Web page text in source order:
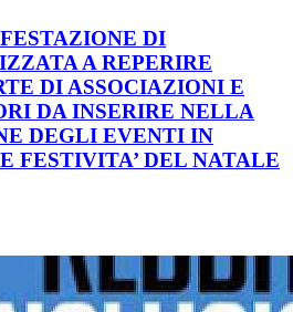
DI
A REPERIRE
DI ASSOCIAZIONI E
DA INSERIRE NELLA
DEGLI EVENTI IN
FESTIVITA’ DEL NATALE